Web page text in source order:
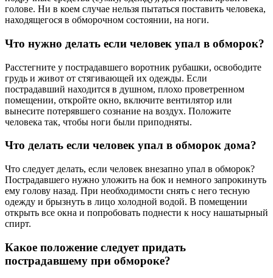
голове. Ни в коем случае нельзя пытаться поставить человека,
находящегося в обморочном состоянии, на ноги.
Что нужно делать если человек упал в обморок?
Расстегните у пострадавшего воротник рубашки, освободите
грудь и живот от стягивающей их одежды. Если
пострадавший находится в душном, плохо проветренном
помещении, откройте окно, включите вентилятор или
вынесите потерявшего сознание на воздух. Положите
человека так, чтобы ноги были приподняты.
Что делать если человек упал в обморок дома?
Что следует делать, если человек внезапно упал в обморок?
Пострадавшего нужно уложить на бок и немного запрокинуть
ему голову назад. При необходимости снять с него тесную
одежду и брызнуть в лицо холодной водой. В помещении
открыть все окна и попробовать поднести к носу нашатырный
спирт.
Какое положение следует придать
пострадавшему при обмороке?